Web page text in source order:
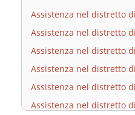
Assistenza nel distretto
Assistenza nel distretto
Assistenza nel distretto
Assistenza nel distretto
Assistenza nel distretto
Assistenza nel distretto